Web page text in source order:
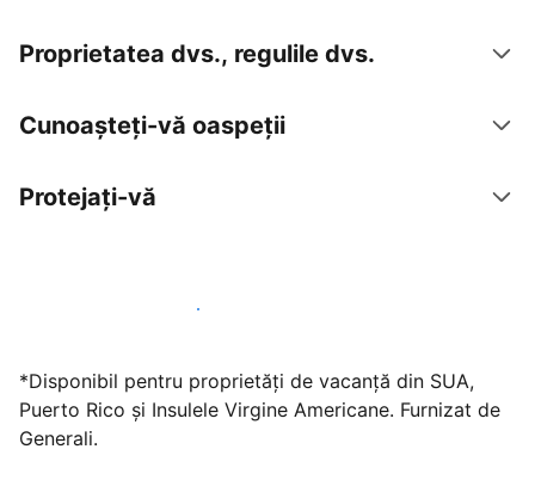
Proprietatea dvs., regulile dvs.
Cunoașteți-vă oaspeții
Protejați-vă
Găzduiți oaspeți cu noi chiar astăzi
*Disponibil pentru proprietăți de vacanță din SUA,
Puerto Rico și Insulele Virgine Americane. Furnizat de
Generali.